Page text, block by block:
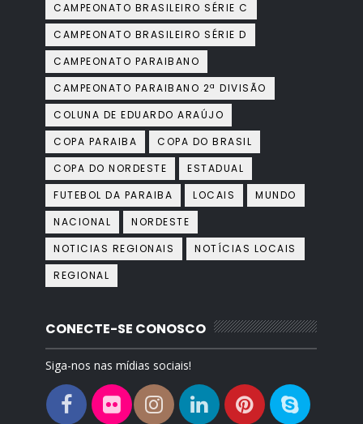
CAMPEONATO BRASILEIRO SÉRIE C
CAMPEONATO BRASILEIRO SÉRIE D
CAMPEONATO PARAIBANO
CAMPEONATO PARAIBANO 2ª DIVISÃO
COLUNA DE EDUARDO ARAÚJO
COPA PARAIBA
COPA DO BRASIL
COPA DO NORDESTE
ESTADUAL
FUTEBOL DA PARAIBA
LOCAIS
MUNDO
NACIONAL
NORDESTE
NOTICIAS REGIONAIS
NOTÍCIAS LOCAIS
REGIONAL
CONECTE-SE CONOSCO
Siga-nos nas mídias sociais!